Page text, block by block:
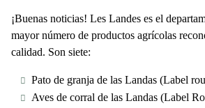
¡Buenas noticias! Les Landes es el
mayor número de productos agrícolas
calidad. Son siete:
Pato de granja de las Landas (Label
Aves de corral de las Landas (Label